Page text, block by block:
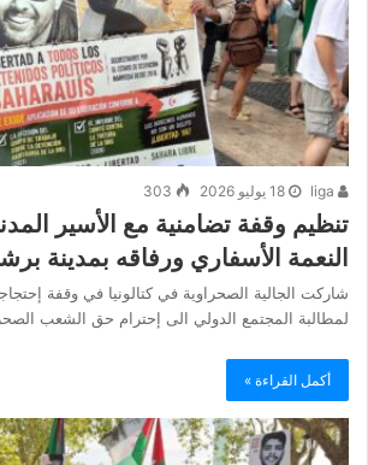
18 يوليو 2026 303
تنظيم وقفة تضامنية مع الأسير
النعمة الأسفاري ورفاقه بمدينة
شاركت الجالية الصحراوية في كتالونيا في وقفة
لمطالبة المجتمع الدولي الى إحترام حق الشعب
أكمل القراءة »